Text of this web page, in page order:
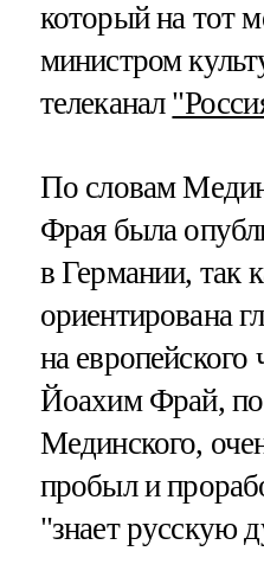
который на тот
министром
телеканал
По словам
Фрая была
в Германии, так
ориентирована
на европейского
Йоахим Фрай,
Мединского,
пробыл и
"знает русскую